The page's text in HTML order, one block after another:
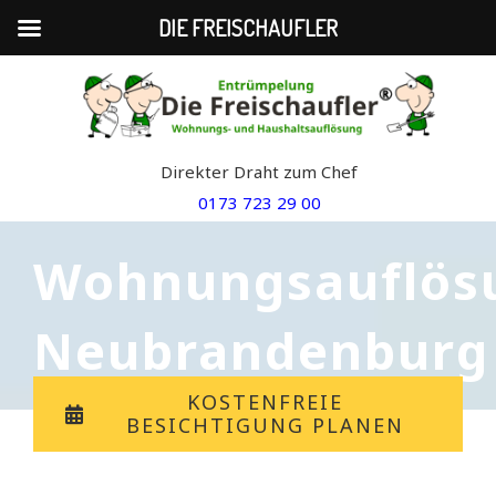
Direkter Draht zum Chef
0173 723 29 00
Neubrandenburg
KOSTENFREIE
BESICHTIGUNG PLANEN
DIE FREISCHAUFLER